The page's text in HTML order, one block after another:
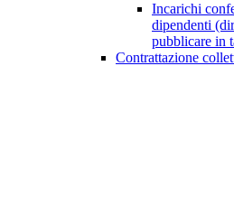
Incarichi
dipendenti
pubblicare in
Contrattazione